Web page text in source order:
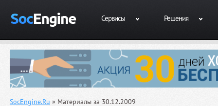
Сервисы Решения
SocEngine.Ru » Материалы за 30.12.2009